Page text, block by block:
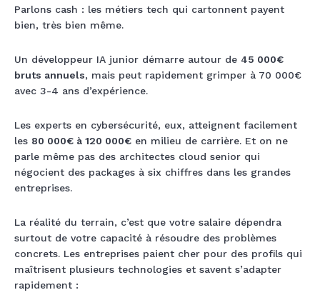
Parlons cash : les métiers tech qui cartonnent payent
bien, très bien même.
Un développeur IA junior démarre autour de 45 000€
bruts annuels, mais peut rapidement grimper à 70 000€
avec 3-4 ans d’expérience.
Les experts en cybersécurité, eux, atteignent facilement
les 80 000€ à 120 000€ en milieu de carrière. Et on ne
parle même pas des architectes cloud senior qui
négocient des packages à six chiffres dans les grandes
entreprises.
La réalité du terrain, c’est que votre salaire dépendra
surtout de votre capacité à résoudre des problèmes
concrets. Les entreprises paient cher pour des profils qui
maîtrisent plusieurs technologies et savent s’adapter
rapidement :